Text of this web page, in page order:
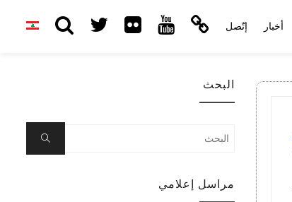
أخبار إتّصل
البحث
Search
Search
مراسل إعلامي